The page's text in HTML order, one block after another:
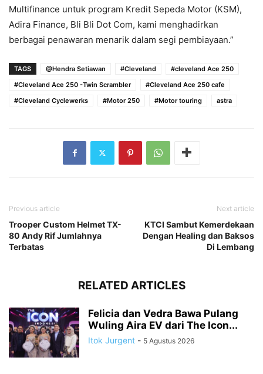
Multifinance untuk program Kredit Sepeda Motor (KSM),
Adira Finance, Bli Bli Dot Com, kami menghadirkan
berbagai penawaran menarik dalam segi pembiayaan.”
TAGS @Hendra Setiawan #Cleveland
#cleveland Ace 250
#Cleveland Ace 250 -Twin Scrambler
#Cleveland Ace 250 cafe
#Cleveland Cyclewerks
#Motor 250 #Motor touring astra
Previous article
Trooper Custom Helmet TX-
80 Andy Rif Jumlahnya
Terbatas
Next article
KTCI Sambut Kemerdekaan
Dengan Healing dan Baksos
Di Lembang
RELATED ARTICLES
Felicia dan Vedra Bawa Pulang
Wuling Aira EV dari The Icon...
Itok Jurgent - 5 Agustus 2026